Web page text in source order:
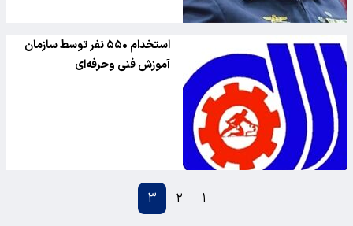
استخدام ۵۵۰ نفر توسط سازمان
آموزش فنی وحرفه‌ای
۱ ۲ ۳